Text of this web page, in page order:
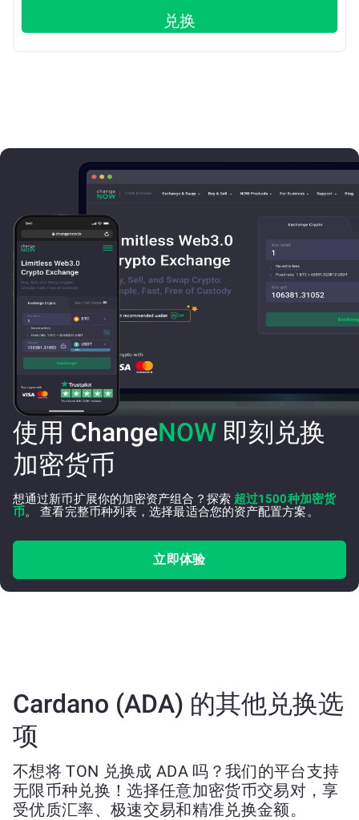
兑换
使用 ChangeNOW 即刻兑换
加密货币
想通过新币扩展你的加密资产组合？探索 超过1500种加密货
币。 查看完整币种列表，选择最适合您的资产配置方案。
立即体验
Cardano (ADA) 的其他兑换选
项
不想将 TON 兑换成 ADA 吗？我们的平台支持
无限币种兑换！选择任意加密货币交易对，享
受优质汇率、极速交易和精准兑换金额。